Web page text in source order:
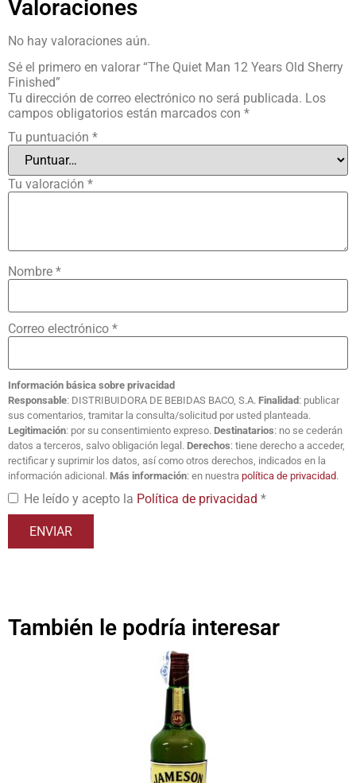
Valoraciones
No hay valoraciones aún.
Sé el primero en valorar “The Quiet Man 12 Years Old Sherry
Finished”
Tu dirección de correo electrónico no será publicada. Los
campos obligatorios están marcados con *
Tu puntuación *
Tu valoración *
Nombre *
Correo electrónico *
Información básica sobre privacidad
Responsable: DISTRIBUIDORA DE BEBIDAS BACO, S.A. Finalidad : publicar
sus comentarios, tramitar la consulta/solicitud por usted planteada.
Legitimación: por su consentimiento expreso. Destinatarios: no se cederán
datos a terceros, salvo obligación legal. Derechos: tiene derecho a acceder,
rectificar y suprimir los datos, así como otros derechos, indicados en la
información adicional. Más información: en nuestra política de privacidad.
He leído y acepto la Política de privacidad *
También le podría interesar